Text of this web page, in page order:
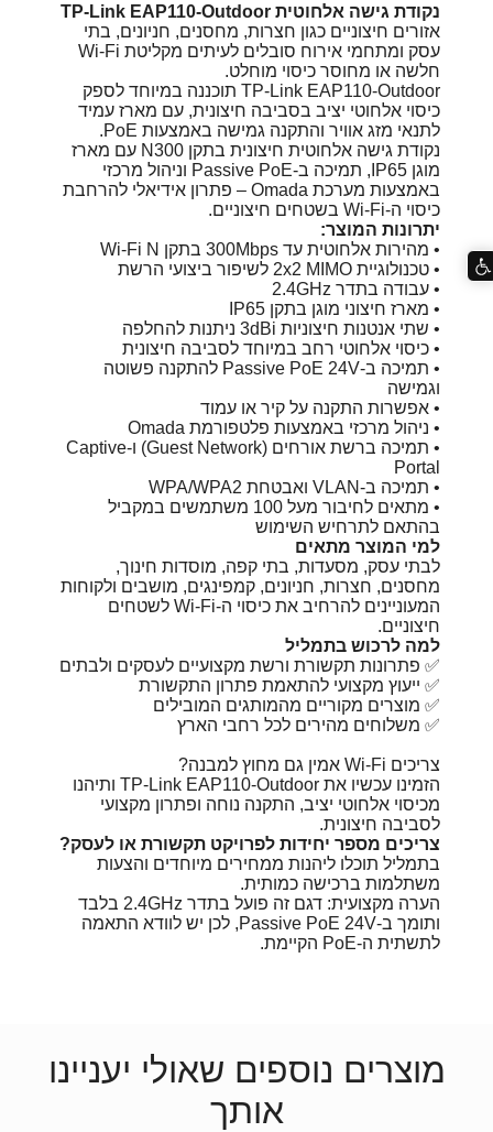
נקודת גישה אלחוטית TP-Link EAP110-Outdoor
אזורים חיצוניים כגון חצרות, מחסנים, חניונים, בתי
עסק ומתחמי אירוח סובלים לעיתים מקליטת Wi-Fi
חלשה או מחוסר כיסוי מוחלט.
TP-Link EAP110-Outdoor תוכננה במיוחד לספק
כיסוי אלחוטי יציב בסביבה חיצונית, עם מארז עמיד
לתנאי מזג אוויר והתקנה גמישה באמצעות PoE.
נקודת גישה אלחוטית חיצונית בתקן N300 עם מארז
מוגן IP65, תמיכה ב-Passive PoE וניהול מרכזי
באמצעות מערכת Omada – פתרון אידיאלי להרחבת
כיסוי ה-Wi-Fi בשטחים חיצוניים.
יתרונות המוצר:
• מהירות אלחוטית עד 300Mbps בתקן Wi-Fi N
• טכנולוגיית 2x2 MIMO לשיפור ביצועי הרשת
• עבודה בתדר 2.4GHz
• מארז חיצוני מוגן בתקן IP65
• שתי אנטנות חיצוניות 3dBi ניתנות להחלפה
• כיסוי אלחוטי רחב במיוחד לסביבה חיצונית
• תמיכה ב-Passive PoE 24V להתקנה פשוטה
וגמישה
• אפשרות התקנה על קיר או עמוד
• ניהול מרכזי באמצעות פלטפורמת Omada
• תמיכה ברשת אורחים (Guest Network) ו-Captive
Portal
• תמיכה ב-VLAN ואבטחת WPA/WPA2
• מתאים לחיבור מעל 100 משתמשים במקביל
בהתאם לתרחיש השימוש
למי המוצר מתאים
לבתי עסק, מסעדות, בתי קפה, מוסדות חינוך,
מחסנים, חצרות, חניונים, קמפינגים, מושבים ולקוחות
המעוניינים להרחיב את כיסוי ה-Wi-Fi לשטחים
חיצוניים.
למה לרכוש בתמליל
✅ פתרונות תקשורת ורשת מקצועיים לעסקים ולבתים
✅ ייעוץ מקצועי להתאמת פתרון התקשורת
✅ מוצרים מקוריים מהמותגים המובילים
✅ משלוחים מהירים לכל רחבי הארץ
צריכים Wi-Fi אמין גם מחוץ למבנה?
הזמינו עכשיו את TP-Link EAP110-Outdoor ותיהנו
מכיסוי אלחוטי יציב, התקנה נוחה ופתרון מקצועי
לסביבה חיצונית.
צריכים מספר יחידות לפרויקט תקשורת או לעסק?
בתמליל תוכלו ליהנות ממחירים מיוחדים והצעות
משתלמות ברכישה כמותית.
הערה מקצועית: דגם זה פועל בתדר 2.4GHz בלבד
ותומך ב-Passive PoE 24V, לכן יש לוודא התאמה
לתשתית ה-PoE הקיימת.
מוצרים נוספים שאולי יעניינו
אותך